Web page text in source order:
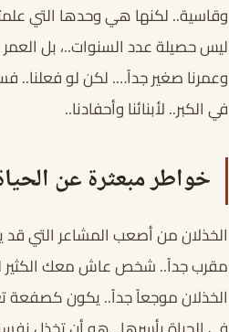
وقاسية.. لكنها هي وحدها التي
ليس حصيلة عدد السنوات..، بل
وعمرنا صغير جداً…. لكن لو فعلنا..
في الكبر.. لأبنائنا وأحفادنا..
خواطر مبعثرة عن
الخذلان من أصعب المشاعر التي
مقرب جداً.. شخص عاش معك الكثير
الخذلان موجعاً جداً.. يكون كصفعة